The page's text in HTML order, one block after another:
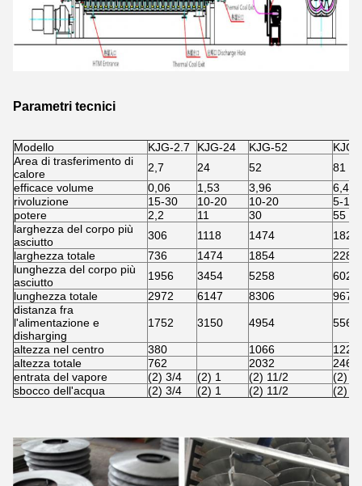
Parametri tecnici
Modello KJG-2.7 KJG-24 KJG-52
KJG-
Area di trasferimento di
calore
2,7 24 52
81
efficace volume
0,06 1,53 3,96
6,43
rivoluzione
15-30 10-20 10-20
5-15
potere
2,2 11 30
55
larghezza del corpo più
asciutto
306 1118 1474
1828
larghezza totale
736 1474 1854
2286
lunghezza del corpo più
asciutto
1956 3454 5258
6020
lunghezza totale
2972 6147 8306
9678
distanza fra
l'alimentazione e
disharging
1752 3150 4954 5562
altezza nel centro 380 1066
1220
altezza totale
762 2032
2464
entrata del vapore
(2) 3/4 (2) 1 (2) 11/2
(2)
sbocco dell'acqua
(2) 3/4 (2) 1 (2) 11/2 (2)